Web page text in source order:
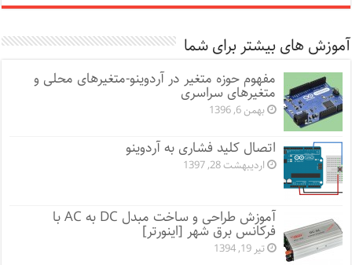
آموزش های بیشتر برای شما
مفهوم حوزه متغیر در آردوینو-متغیرهای محلی و
متغیرهای سراسری
بهمن 6, 1396
اتصال کلید فشاری به آردوینو
اردیبهشت 28, 1397
آموزش طراحی و ساخت مبدل DC به AC با
فرکانس برق شهر [اینورتر]
تیر 19, 1394